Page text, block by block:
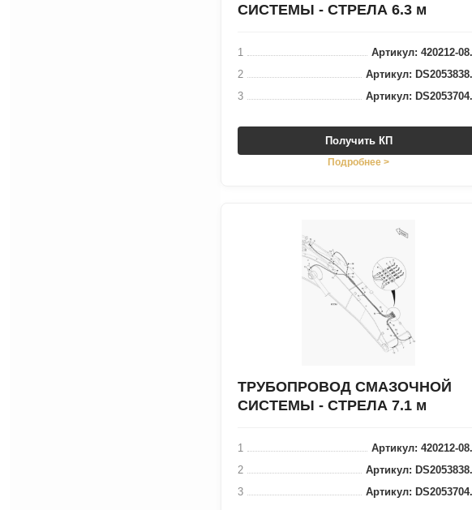
СИСТЕМЫ - СТРЕЛА 6.3 м
1
Артикул: 420212-
2
Артикул:
3
Артикул:
Получить КП
Подробнее >
ТРУБОПРОВОД СМАЗОЧНОЙ
СИСТЕМЫ - СТРЕЛА 7.1 м
1
Артикул: 420212-
2
Артикул:
3
Артикул: